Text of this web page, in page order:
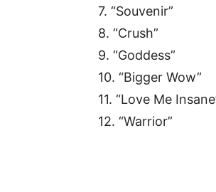
7. “Souvenir”
8. “Crush”
9. “Goddess”
10. “Bigger Wow”
11. “Love Me
12. “Warrior”